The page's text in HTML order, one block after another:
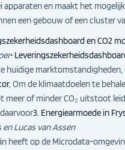
apparaten en maakt het
een gebouw of een cluster
en CO2
•
huidige marktomstandigheden,
, Om de klimaatdoelen te
of minder CO₂ uitstoot
3. Energiearmoede in
en Lucas van Assen
heeft op de Microdata-